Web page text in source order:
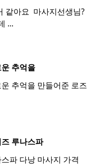
같아요 ​ 마사지선생님?
...
추억을
추억을 만들어준 로즈
루나스파
파 다낭 마사지 가격